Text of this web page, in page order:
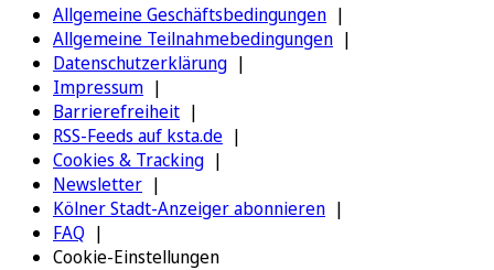
Allgemeine Geschäftsbedingungen
Allgemeine Teilnahmebedingungen
Datenschutzerklärung
Impressum
Barrierefreiheit
RSS-Feeds auf ksta.de
Cookies & Tracking
Newsletter
Kölner Stadt-Anzeiger abonnieren
FAQ
Cookie-Einstellungen